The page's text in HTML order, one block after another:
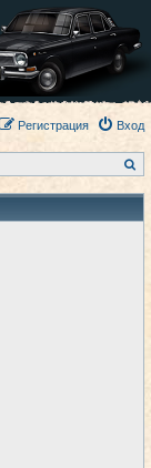
Вход
Регистрация
о
с